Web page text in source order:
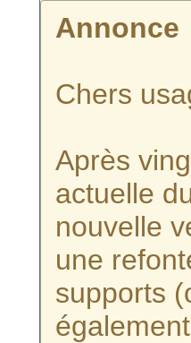
Annonce
Chers
Après
actuelle
nouvelle
une
supports